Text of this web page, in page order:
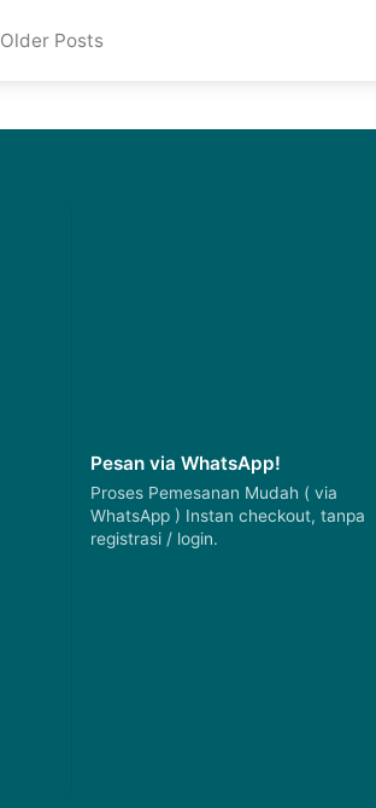
Older Posts
Pesan via WhatsApp!
Proses Pemesanan Mudah ( via
WhatsApp ) Instan checkout, tanpa
registrasi / login.